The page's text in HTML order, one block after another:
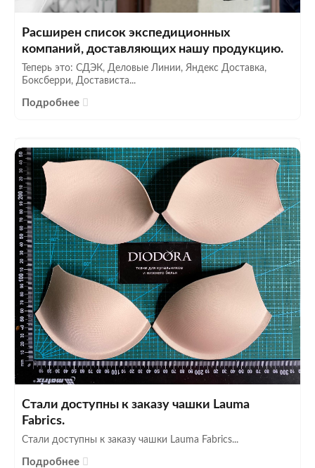
Расширен список экспедиционных
компаний, доставляющих нашу продукцию.
Теперь это: СДЭК, Деловые Линии, Яндекс Доставка,
Боксберри, Достависта...
Подробнее
Стали доступны к заказу чашки Lauma
Fabrics.
Стали доступны к заказу чашки Lauma Fabrics...
Подробнее